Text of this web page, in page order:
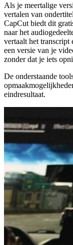
Als je meertalige
vertalen van
CapCut biedt dit
naar het
vertaalt het transcript
een versie van je
zonder dat je iets
De onderstaande
eindresultaat.